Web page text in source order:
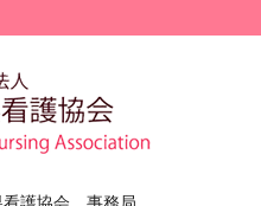
看護協会 事務局